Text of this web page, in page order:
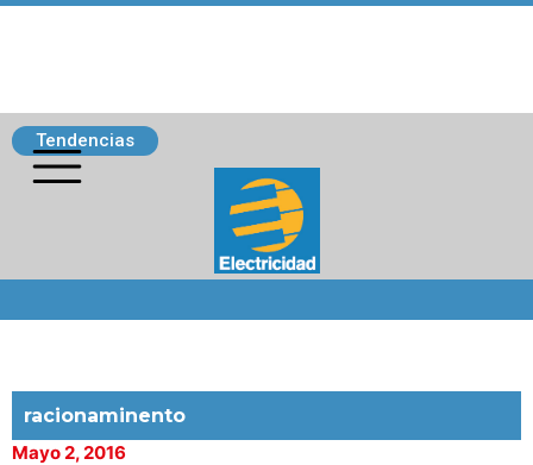
Tendencias
racionaminento
Mayo 2, 2016